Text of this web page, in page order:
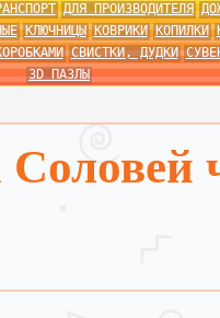
ДЛЯ ПРОИЗВОДИТЕЛЯ
КЛЮЧНИЦЫ КОВРИКИ КОПИЛКИ
СВИСТКИ, ДУДКИ
3D ПАЗЛЫ
Соловей